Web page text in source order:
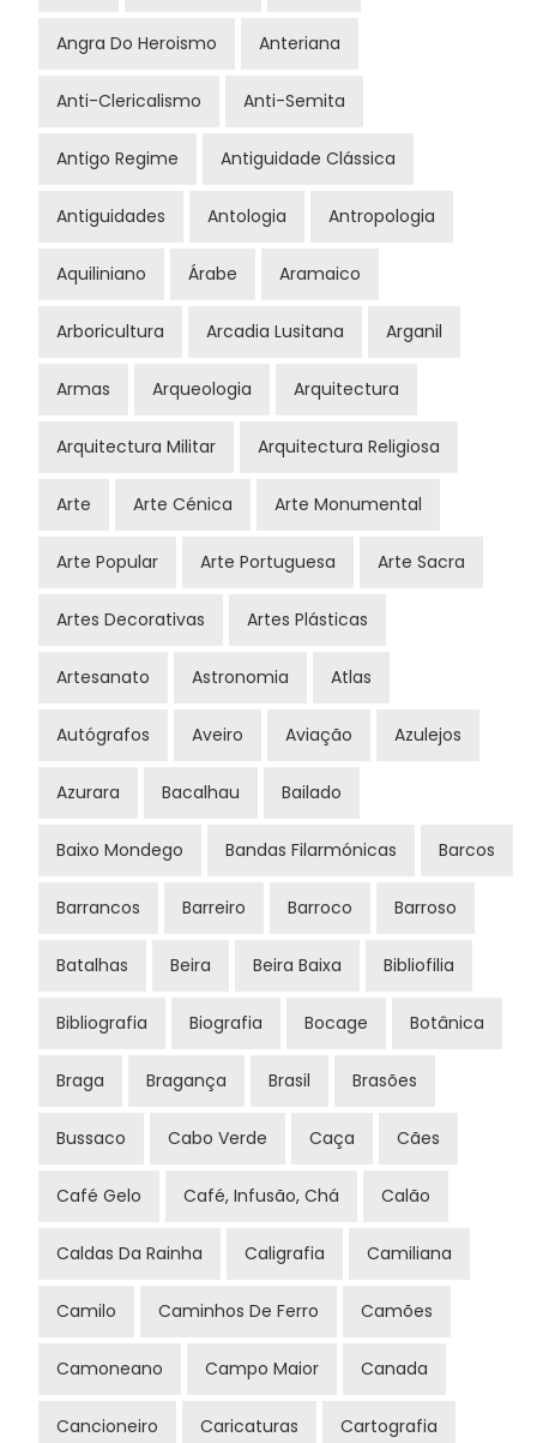
Angra Do Heroismo Anteriana
Anti-Clericalismo Anti-Semita
Antigo Regime Antiguidade Clássica
Antiguidades Antologia Antropologia
Aquiliniano Árabe Aramaico
Arboricultura Arcadia Lusitana Arganil
Armas Arqueologia Arquitectura
Arquitectura Militar Arquitectura Religiosa
Arte Arte Cénica Arte Monumental
Arte Popular Arte Portuguesa Arte Sacra
Artes Decorativas Artes Plásticas
Artesanato Astronomia Atlas
Autógrafos Aveiro Aviação Azulejos
Azurara Bacalhau Bailado
Baixo Mondego Bandas Filarmónicas Barcos
Barrancos Barreiro Barroco Barroso
Batalhas Beira Beira Baixa Bibliofilia
Bibliografia Biografia Bocage Botânica
Braga Bragança Brasil Brasões
Bussaco Cabo Verde Caça Cães
Café Gelo Café, Infusão, Chá Calão
Caldas Da Rainha Caligrafia Camiliana
Camilo Caminhos De Ferro Camões
Camoneano Campo Maior Canada
Cancioneiro Caricaturas Cartografia